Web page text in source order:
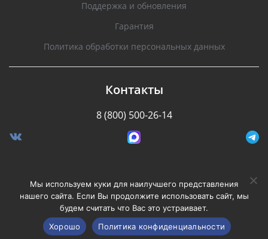
Поддержка и обновления
Гарантия
Политика обработки персональных данных
Контакты
8 (800) 500-26-14
Разработано Stormcorp
Copyright © 2008-2020, Silverstone F1. Все права
защищены.
Мы используем куки для наилучшего представления
нашего сайта. Если Вы продолжите использовать сайт, мы
будем считать что Вас это устраивает.
Хорошо
Политика конфиденциальности